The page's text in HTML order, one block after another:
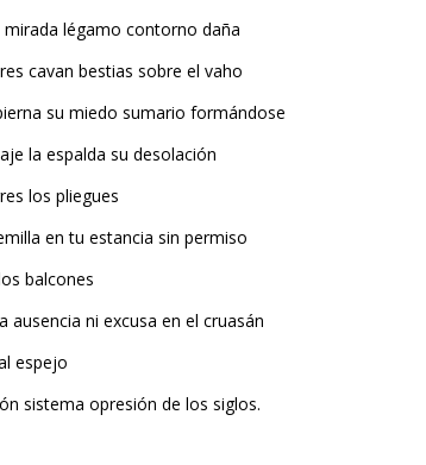
légamo contorno daña
cavan bestias sobre el vaho
su miedo sumario formándose
la espalda su desolación
los pliegues
en tu estancia sin permiso
balcones
ausencia ni excusa en el cruasán
espejo
sistema opresión de los siglos.